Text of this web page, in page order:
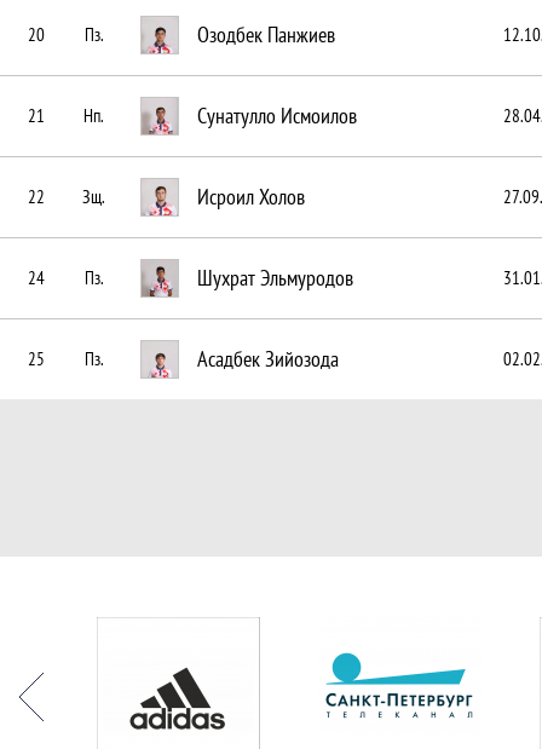
20 Пз. Озодбек Панжиев
21 Нп. Сунатулло Исмоилов
22 Зщ. Исроил Холов
24 Пз. Шухрат Эльмуродов
25 Пз. Асадбек Зийозода
Назад
Партнёры